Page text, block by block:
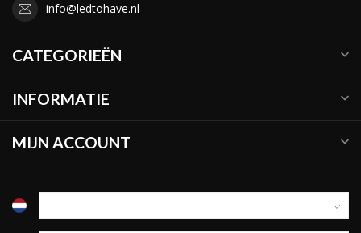
info@ledtohave.nl
CATEGORIEËN
INFORMATIE
MIJN ACCOUNT